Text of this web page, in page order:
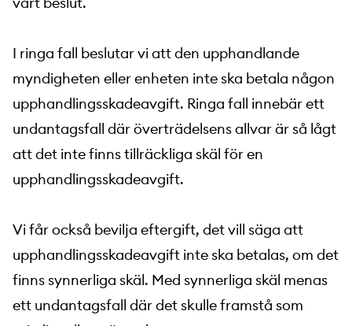
I ringa fall beslutar vi att den upphandlande
myndigheten eller enheten inte ska betala någon
upphandlingsskadeavgift. Ringa fall innebär ett
undantagsfall där överträdelsens allvar är så lågt
att det inte finns tillräckliga skäl för en
upphandlingsskadeavgift.
Vi får också bevilja eftergift, det vill säga att
upphandlingsskadeavgift inte ska betalas, om det
finns synnerliga skäl. Med synnerliga skäl menas
ett undantagsfall där det skulle framstå som